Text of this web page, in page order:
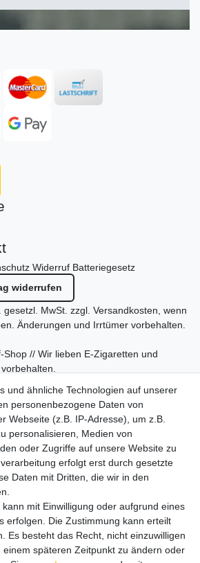
Widerruf Batteriegesetz
widerrufen
MwSt. zzgl. Versandkosten , wenn
Änderungen und Irrtümer vorbehalten.
// Wir lieben E-Zigaretten und
wenn wir telefonisch wegen hoher
nicht erreichbar sein sollten.
eine E-Mail mit Ihrer Telefonnummer
der Bitte um Rückruf.
schnellstmöglich zurück.
in die folgenden Länder
(DE) ab 69 €
und ähnliche Technologien auf unserer
personenbezogene Daten von
Webseite (z.B. IP-Adresse), um z.B.
personalisieren, Medien von
oder Zugriffe auf unsere Website zu
erfolgt erst durch gesetzte
Daten mit Dritten, die wir in den
mit Einwilligung oder aufgrund eines
erfolgen. Die Zustimmung kann erteilt
Es besteht das Recht, nicht einzuwilligen
einem späteren Zeitpunkt zu ändern oder